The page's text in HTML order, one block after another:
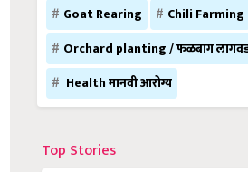
Goat Rearing
Chili Farming
Orchard planting / फळबाग
Health मानवी आरोग्य
Top Stories